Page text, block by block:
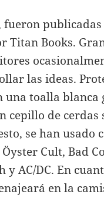
publicadas
Titan Books.
las ideas.
una toalla blanca
cepillo de cerdas
se han usado
Cult, Bad
y AC/DC. En
en la